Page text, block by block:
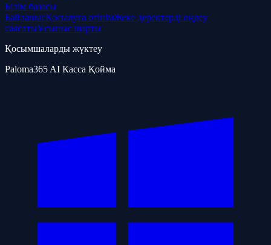
Білім базасы
БайланысҚосылуға өтінімЖеке деректерді өңдеу
саясатыҰсыныс шарты
Қосымшаларды жүктеу
Paloma365 AI Касса Қойма